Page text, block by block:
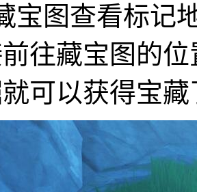
宝图查看标记
前往藏宝图的
可以获得宝藏